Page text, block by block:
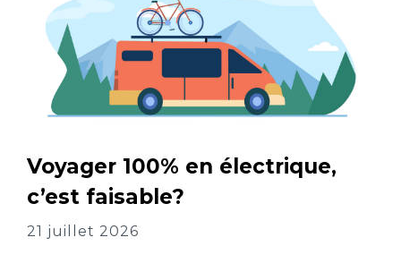
Voyager 100% en électrique,
c’est faisable?
21 juillet 2026